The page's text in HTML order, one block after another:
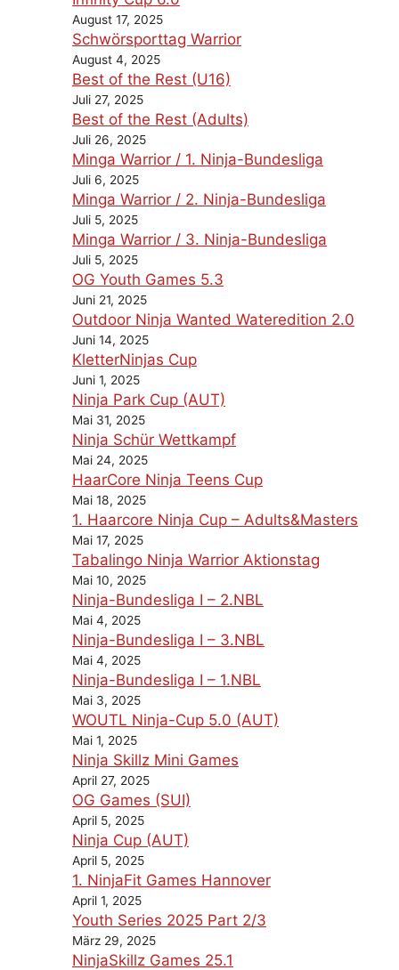
August 17, 2025
Schwörsporttag Warrior
August 4, 2025
Best of the Rest (U16)
Juli 27, 2025
Best of the Rest (Adults)
Juli 26, 2025
Minga Warrior / 1. Ninja-Bundesliga
Juli 6, 2025
Minga Warrior / 2. Ninja-Bundesliga
Juli 5, 2025
Minga Warrior / 3. Ninja-Bundesliga
Juli 5, 2025
OG Youth Games 5.3
Juni 21, 2025
Outdoor Ninja Wanted Wateredition 2.0
Juni 14, 2025
KletterNinjas Cup
Juni 1, 2025
Ninja Park Cup (AUT)
Mai 31, 2025
Ninja Schür Wettkampf
Mai 24, 2025
HaarCore Ninja Teens Cup
Mai 18, 2025
1. Haarcore Ninja Cup – Adults&Masters
Mai 17, 2025
Tabalingo Ninja Warrior Aktionstag
Mai 10, 2025
Ninja-Bundesliga I – 2.NBL
Mai 4, 2025
Ninja-Bundesliga I – 3.NBL
Mai 4, 2025
Ninja-Bundesliga I – 1.NBL
Mai 3, 2025
WOUTL Ninja-Cup 5.0 (AUT)
Mai 1, 2025
Ninja Skillz Mini Games
April 27, 2025
OG Games (SUI)
April 5, 2025
Ninja Cup (AUT)
April 5, 2025
1. NinjaFit Games Hannover
April 1, 2025
Youth Series 2025 Part 2/3
März 29, 2025
NinjaSkillz Games 25.1